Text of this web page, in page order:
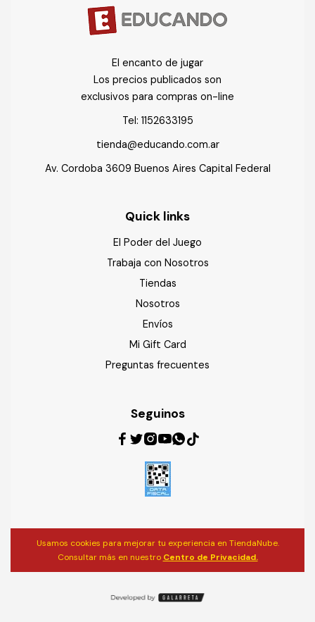
El encanto de jugar
Los precios publicados son
exclusivos para compras on-line
Tel: 1152633195
tienda@educando.com.ar
Av. Cordoba 3609 Buenos Aires Capital Federal
Quick links
El Poder del Juego
Trabaja con Nosotros
Tiendas
Nosotros
Envíos
Mi Gift Card
Preguntas frecuentes
Seguinos
Usamos cookies para mejorar tu experiencia en TiendaNube.
Consultar más en nuestro Centro de Privacidad.